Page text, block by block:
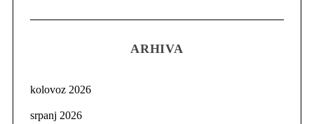
ARHIVA
kolovoz 2026
srpanj 2026